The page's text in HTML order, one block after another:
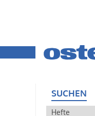
SUCHEN
Hefte